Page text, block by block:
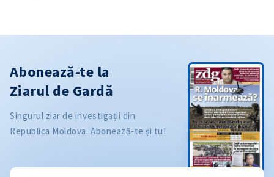
Abonează-te la
Ziarul de Gardă
Singurul ziar de investigații din
Republica Moldova. Abonează-te și tu!